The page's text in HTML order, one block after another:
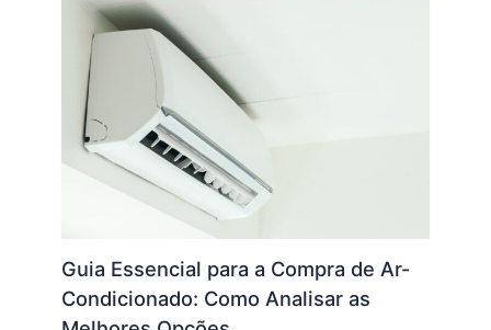
Guia Essencial para a Compra de Ar-
Condicionado: Como Analisar as